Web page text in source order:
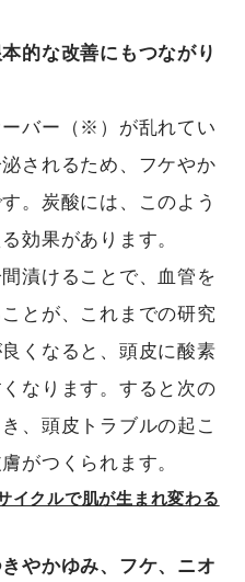
的な改善にもつながり
バー（※）が乱れてい
されるため、フケやか
。炭酸には、このよう
効果があります。
漬けることで、血管を
とが、これまでの研究
くなると、頭皮に酸素
なります。すると次の
、頭皮トラブルの起こ
がつくられます。
クルで肌が生まれ変わる
やかゆみ、フケ、ニオ